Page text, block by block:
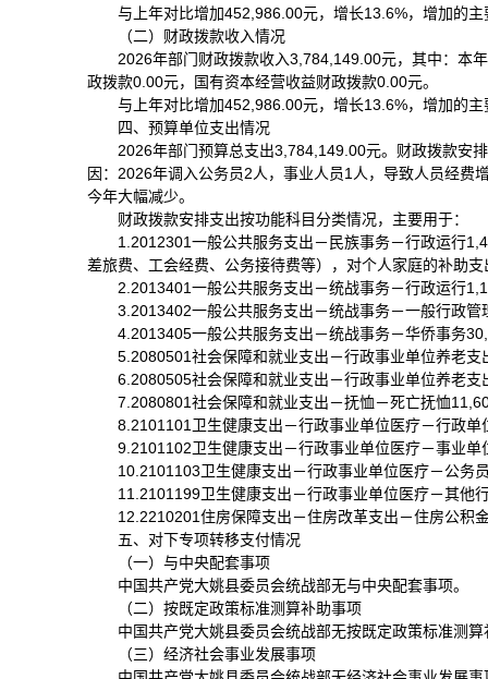
与上年对比增加452,986.00元，增长13.6%，增加的
（二）财政拨款收入情况
2026年部门财政拨款收入3,784,149.00元，其中：本
政拨款0.00元，国有资本经营收益财政拨款0.00元。
与上年对比增加452,986.00元，增长13.6%，增加的
四、预算单位支出情况
2026年部门预算总支出3,784,149.00元。财政拨款安
因：2026年调入公务员2人，事业人员1人，导致人员经
今年大幅减少。
财政拨款安排支出按功能科目分类情况，主要用于：
1.2012301一般公共服务支出－民族事务－行政运行
差旅费、工会经费、公务接待费等），对个人家庭的补助支
2.2013401一般公共服务支出－统战事务－行政运行
3.2013402一般公共服务支出－统战事务－一般行政
4.2013405一般公共服务支出－统战事务－华侨事务
5.2080501社会保障和就业支出－行政事业单位养老
6.2080505社会保障和就业支出－行政事业单位养老
7.2080801社会保障和就业支出－抚恤－死亡抚恤
8.2101101卫生健康支出－行政事业单位医疗－行政
9.2101102卫生健康支出－行政事业单位医疗－事业
10.2101103卫生健康支出－行政事业单位医疗－公务
11.2101199卫生健康支出－行政事业单位医疗－其他
12.2210201住房保障支出－住房改革支出－住房公积
五、对下专项转移支付情况
（一）与中央配套事项
中国共产党大姚县委员会统战部无与中央配套事项。
（二）按既定政策标准测算补助事项
中国共产党大姚县委员会统战部无按既定政策标准测
（三）经济社会事业发展事项